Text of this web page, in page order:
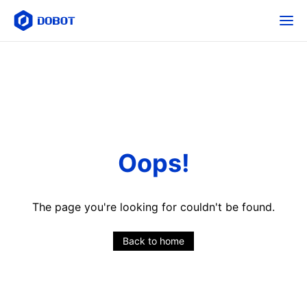
Oops!
The page you're looking for couldn't be found.
Back to home